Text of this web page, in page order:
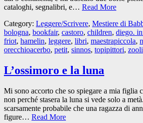
cataloghi, segnalibri, e… Read More
Category: Leggere/Scrivere, Mestiere di
bologna, bookfair, castoro, children, diego.
friot, hamelin, leggere, libri, maestrapiccola,
orecchioacerbo, petit, sinnos, topipittori,
L’ossimoro e la luna
Mi sono accorto che so spiegare a mia figlia
non perché stasera la luna si vede solo a
scarsamente probabile che una ragazza di
figure… Read More